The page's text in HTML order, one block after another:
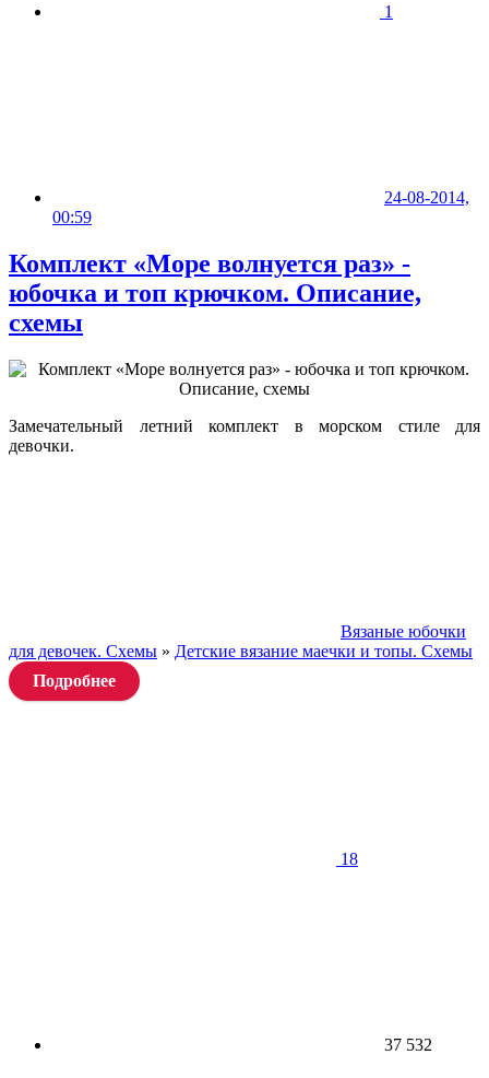
1
24-08-2014,
00:59
Комплект «Море волнуется раз» -
юбочка и топ крючком. Описание,
схемы
Замечательный летний комплект в морском стиле для
девочки.
Вязаные юбочки
для девочек. Схемы » Детские вязание маечки и топы. Схемы
Подробнее
18
37 532